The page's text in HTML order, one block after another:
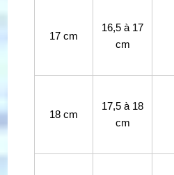
17 cm
16,5 à 17
cm
18 cm
17,5 à 18
cm